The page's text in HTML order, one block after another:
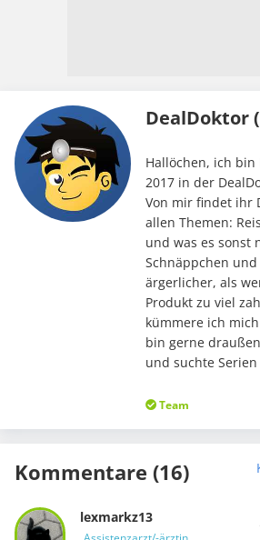
DealDoktor
Hallöchen, ich
2017 in der
Von mir findet ihr
allen Themen:
und was es sonst
Schnäppchen
ärgerlicher, als
Produkt zu viel
kümmere ich
bin gerne
und suchte
Team
Kommentare (16)
lexmarkz13